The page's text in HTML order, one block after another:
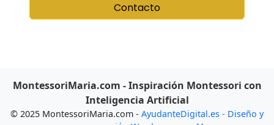
Contacto
MontessoriMaria.com - Inspiración Montessori con
Inteligencia Artificial
© 2025 MontessoriMaria.com - AyudanteDigital.es - Diseño y